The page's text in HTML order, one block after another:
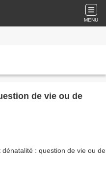
MENU
de vie ou de